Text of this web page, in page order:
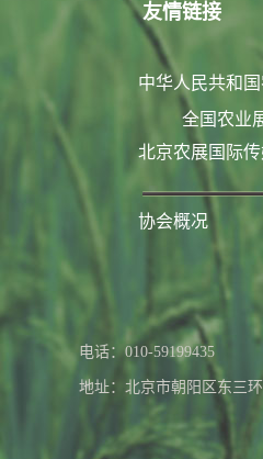
友情链接
中华人民共和
全国农业
北京农展国际
协会概况
电话：010-59199435
地址：北京市朝阳区东三